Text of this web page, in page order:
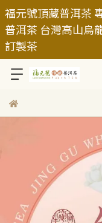
福元號頂藏普洱茶
普洱茶 台灣高山烏
訂製茶